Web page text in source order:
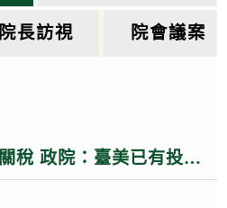
院長訪視 院會議案
美國公布多晶矽232關稅 政院：臺美已有投資MOU 半導體多晶矽相關產品適用相關優惠待遇